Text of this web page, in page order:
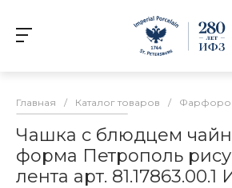
Главная / Каталог товаров /
Чашка с блюдцем
форма Петрополь
лента арт. 81.17863.00.1